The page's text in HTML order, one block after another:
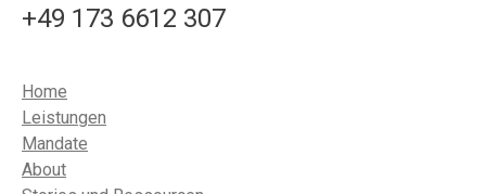
+49 173 6612 307
Home
Leistungen
Mandate
About